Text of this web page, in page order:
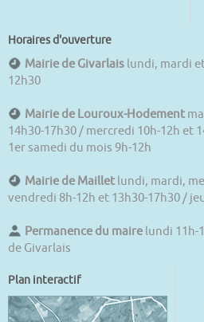
Horaires d'ouverture
Mairie de Givarlais lundi, mardi
12h30
Mairie de Louroux-Hodement
14h30-17h30 / mercredi 10h-12h et
1er samedi du mois 9h-12h
Mairie de Maillet lundi, mardi,
vendredi 8h-12h et 13h30-17h30 /
Permanence du maire lundi 11h-
de Givarlais
Plan interactif